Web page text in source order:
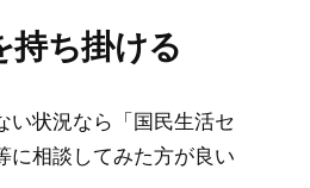
持ち掛ける
い状況なら「国民生活セ
に相談してみた方が良い